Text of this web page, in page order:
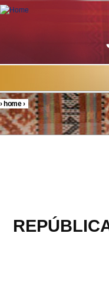
Skip to main content
You are here
›home›